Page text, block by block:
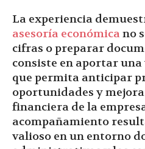
La experiencia
asesoría económicano
cifras o preparar
consiste en aportar
que permita anticipar
oportunidades y
financiera de la
acompañamiento
valioso en un entorno